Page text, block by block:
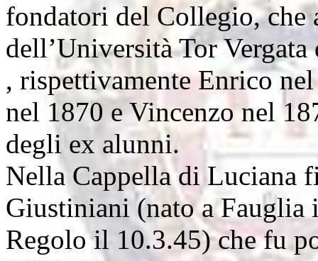
fondatori del Collegio, che
dell’Università Tor
, rispettivamente Enrico
nel 1870 e Vincenzo nel
degli ex alunni.
Nella Cappella di Luciana
Giustiniani (nato a Fauglia
Regolo il 10.3.45) che fu